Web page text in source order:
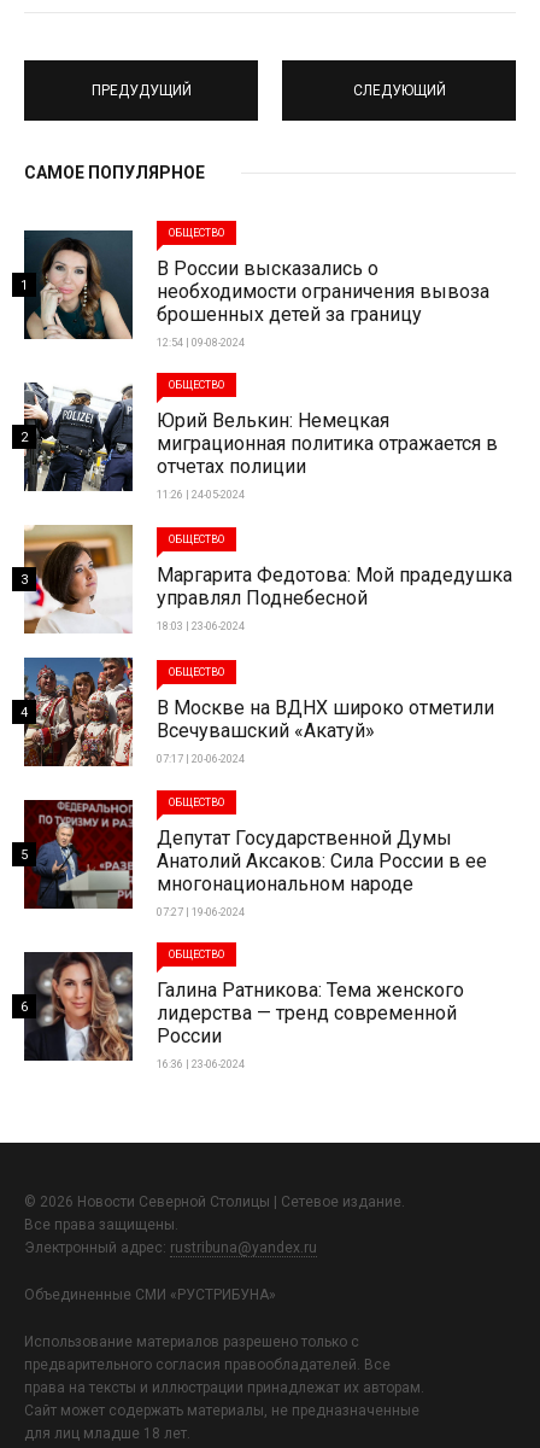
ПРЕДУДУЩИЙ СЛЕДУЮЩИЙ
САМОЕ ПОПУЛЯРНОЕ
ОБЩЕСТВО
В России высказались о
необходимости ограничения вывоза
брошенных детей за границу
12:54 | 09-08-2024
1
ОБЩЕСТВО
Юрий Велькин: Немецкая
миграционная политика отражается в
отчетах полиции
11:26 | 24-05-2024
2
ОБЩЕСТВО
Маргарита Федотова: Мой прадедушка
управлял Поднебесной
18:03 | 23-06-2024
3
ОБЩЕСТВО
В Москве на ВДНХ широко отметили
Всечувашский «Акатуй»
07:17 | 20-06-2024
4
ОБЩЕСТВО
Депутат Государственной Думы
Анатолий Аксаков: Сила России в ее
многонациональном народе
07:27 | 19-06-2024
5
ОБЩЕСТВО
Галина Ратникова: Тема женского
лидерства — тренд современной
России
16:36 | 23-06-2024
6
© 2026 Новости Северной Столицы | Сетевое издание.
Все права защищены.
Электронный адрес: rustribuna@yandex.ru
Объединенные СМИ «РУСТРИБУНА»
Использование материалов разрешено только с
предварительного согласия правообладателей. Все
права на тексты и иллюстрации принадлежат их авторам.
Сайт может содержать материалы, не предназначенные
для лиц младше 18 лет.